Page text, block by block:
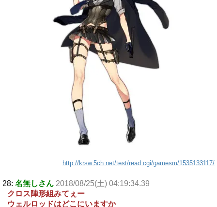
http://krsw.5ch.net/test/read.cgi/gamesm/1535133117/
28: 名無しさん 2018/08/25(土) 04:19:34.39
クロス陣形組みてぇー
ウェルロッドはどこにいますか